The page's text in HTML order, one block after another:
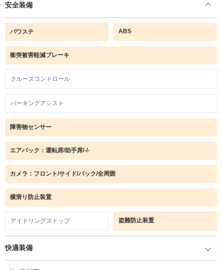
安全装備
パワステ ABS
衝突被害軽減ブレーキ
クルーズコントロール
パーキングアシスト
障害物センサー
エアバック：運転席/助手席/-/-
カメラ：フロント/サイド/バック/全周囲
横滑り防止装置
アイドリングストップ 盗難防止装置
快適装備